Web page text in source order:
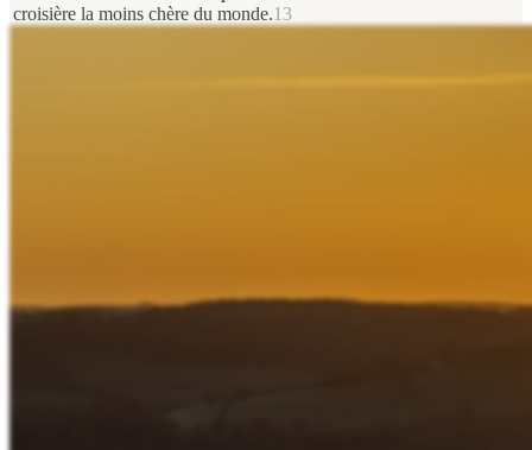
croisière la moins chère du monde.13